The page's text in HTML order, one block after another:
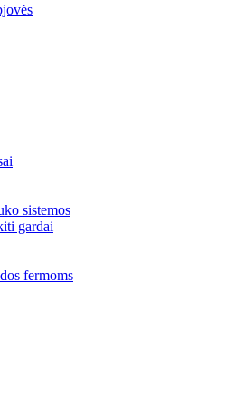
sistemos
gardai
fermoms